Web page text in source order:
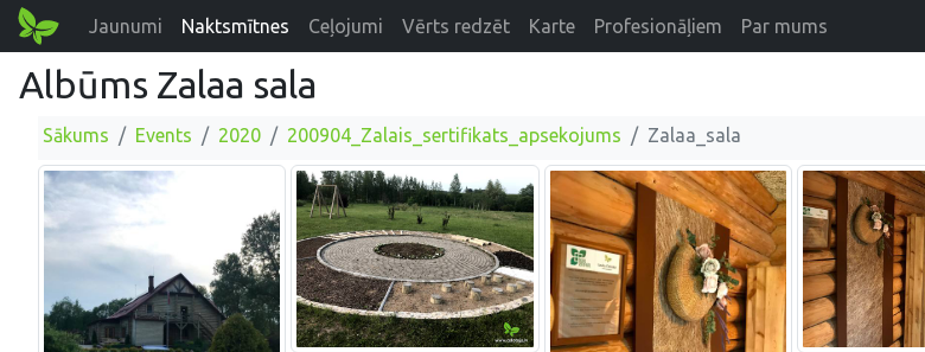
Jaunumi Naktsmītnes Ceļojumi Vērts redzēt Karte Profesionāļiem Par mums
Albūms Zalaa sala
Sākums Events 2020 200904_Zalais_sertifikats_apsekojums Zalaa_sala